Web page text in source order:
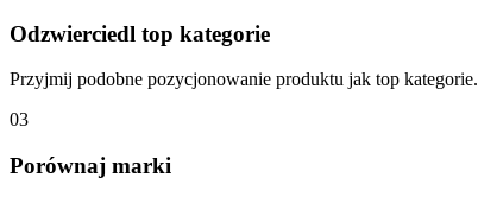
Odzwierciedl top kategorie
Przyjmij podobne pozycjonowanie produktu jak top kategorie.
03
Porównaj marki